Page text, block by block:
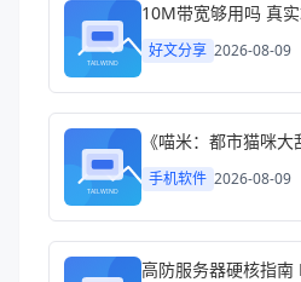
10M带宽够用吗 真
好文分享 2026-08-09
《喵米：都市猫咪
手机软件 2026-08-09